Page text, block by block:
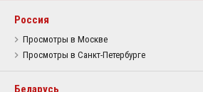
Россия
Просмотры в Москве
Просмотры в Санкт-Петербурге
Беларусь